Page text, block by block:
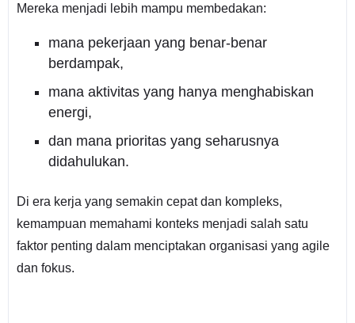
Mereka menjadi lebih mampu membedakan:
mana pekerjaan yang benar-benar
berdampak,
mana aktivitas yang hanya menghabiskan
energi,
dan mana prioritas yang seharusnya
didahulukan.
Di era kerja yang semakin cepat dan kompleks,
kemampuan memahami konteks menjadi salah satu
faktor penting dalam menciptakan organisasi yang agile
dan fokus.